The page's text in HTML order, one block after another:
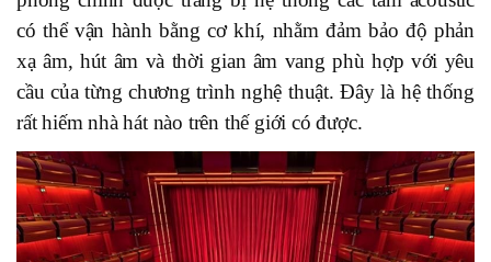
có thể vận hành bằng cơ khí, nhằm đảm bảo độ phản
xạ âm, hút âm và thời gian âm vang phù hợp với yêu
cầu của từng chương trình nghệ thuật. Đây là hệ thống
rất hiếm nhà hát nào trên thế giới có được.